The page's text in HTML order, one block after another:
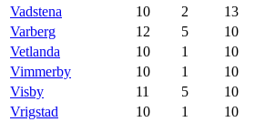
Vadstena
10 2 13
Varberg
12 5 10
Vetlanda
10 1 10
Vimmerby
10 1 10
Visby
11 5 10
Vrigstad
10 1 10